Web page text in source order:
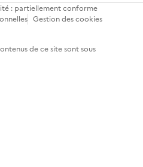
: partiellement conforme
Gestion des cookies
de ce site sont sous